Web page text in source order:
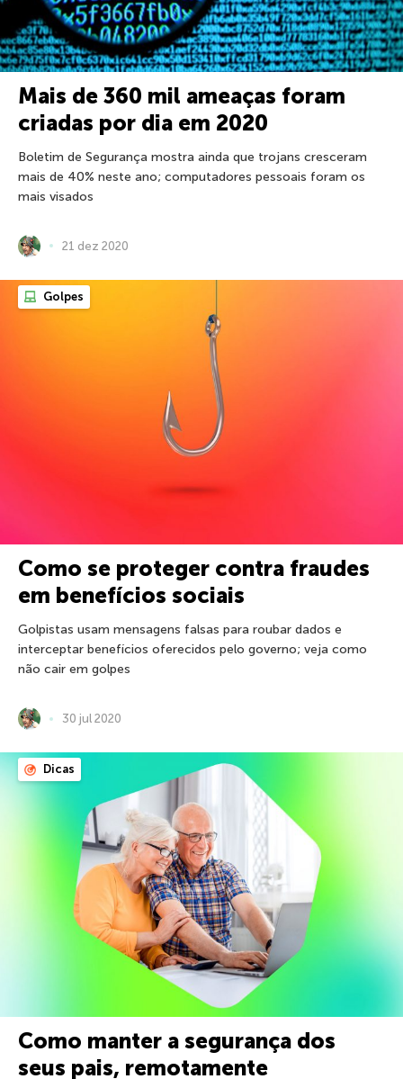
Mais de 360 mil ameaças foram
criadas por dia em 2020
Boletim de Segurança mostra ainda que trojans cresceram
mais de 40% neste ano; computadores pessoais foram os
mais visados
21 dez 2020
Golpes
Como se proteger contra fraudes
em benefícios sociais
Golpistas usam mensagens falsas para roubar dados e
interceptar benefícios oferecidos pelo governo; veja como
não cair em golpes
30 jul 2020
Dicas
Como manter a segurança dos
seus pais, remotamente